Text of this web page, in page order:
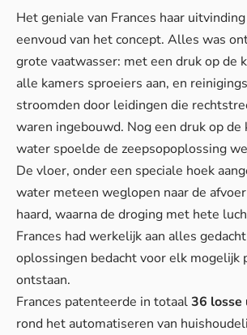
Het geniale van Frances haar
eenvoud van het concept. Alles was
grote vaatwasser: met een druk op de
alle kamers sproeiers aan, en
stroomden door leidingen die
waren ingebouwd. Nog een druk op de
water spoelde de zeepsopoplossing
De vloer, onder een speciale hoek
water meteen weglopen naar de
haard, waarna de droging met hete
Frances had werkelijk aan alles
oplossingen bedacht voor elk mogelijk
ontstaan.
Frances patenteerde in totaal36 losse
rond het automatiseren van